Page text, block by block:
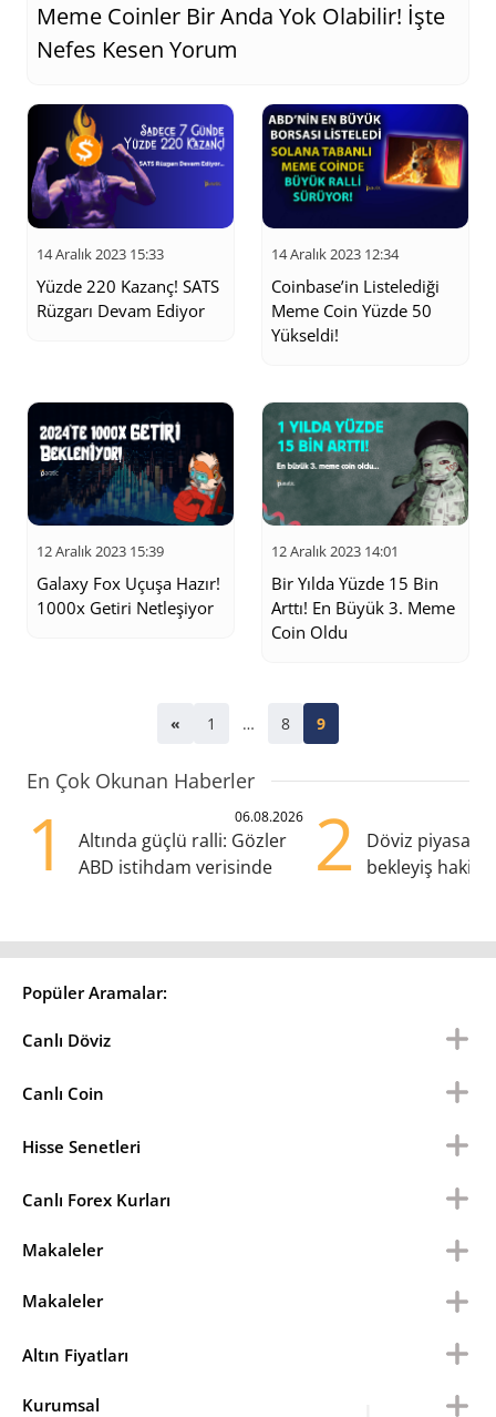
Meme Coinler Bir Anda Yok Olabilir! İşte
Nefes Kesen Yorum
14 Aralık 2023 15:33
Yüzde 220 Kazanç! SATS
Rüzgarı Devam Ediyor
14 Aralık 2023 12:34
Coinbase’in Listelediği
Meme Coin Yüzde 50
Yükseldi!
12 Aralık 2023 15:39
Galaxy Fox Uçuşa Hazır!
1000x Getiri Netleşiyor
12 Aralık 2023 14:01
Bir Yılda Yüzde 15 Bin
Arttı! En Büyük 3. Meme
Coin Oldu
« 1 … 8 9
En Çok Okunan Haberler
1 06.08.2026
Altında güçlü ralli: Gözler
ABD istihdam verisinde
2
Döviz
bekleyiş
Popüler Aramalar:
Canlı Döviz
Canlı Coin
Hisse Senetleri
Canlı Forex Kurları
Makaleler
Makaleler
Altın Fiyatları
Kurumsal